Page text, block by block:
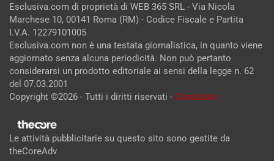
Esclusiva.com di proprietà di WEB 365 SRL - Via Nicola
Marchese 10, 00141 Roma (RM) - Codice Fiscale e Partita
I.V.A. 12279101005
Esclusiva.com non è una testata giornalistica, in quanto viene
aggiornato senza alcuna periodicità. Non può pertanto
considerarsi un prodotto editoriale ai sensi della legge n. 62
del 07.03.2001
Copyright ©2026 - Tutti i diritti riservati - Contattaci
Le attività pubblicitarie su questo sito sono gestite da
theCoreAdv